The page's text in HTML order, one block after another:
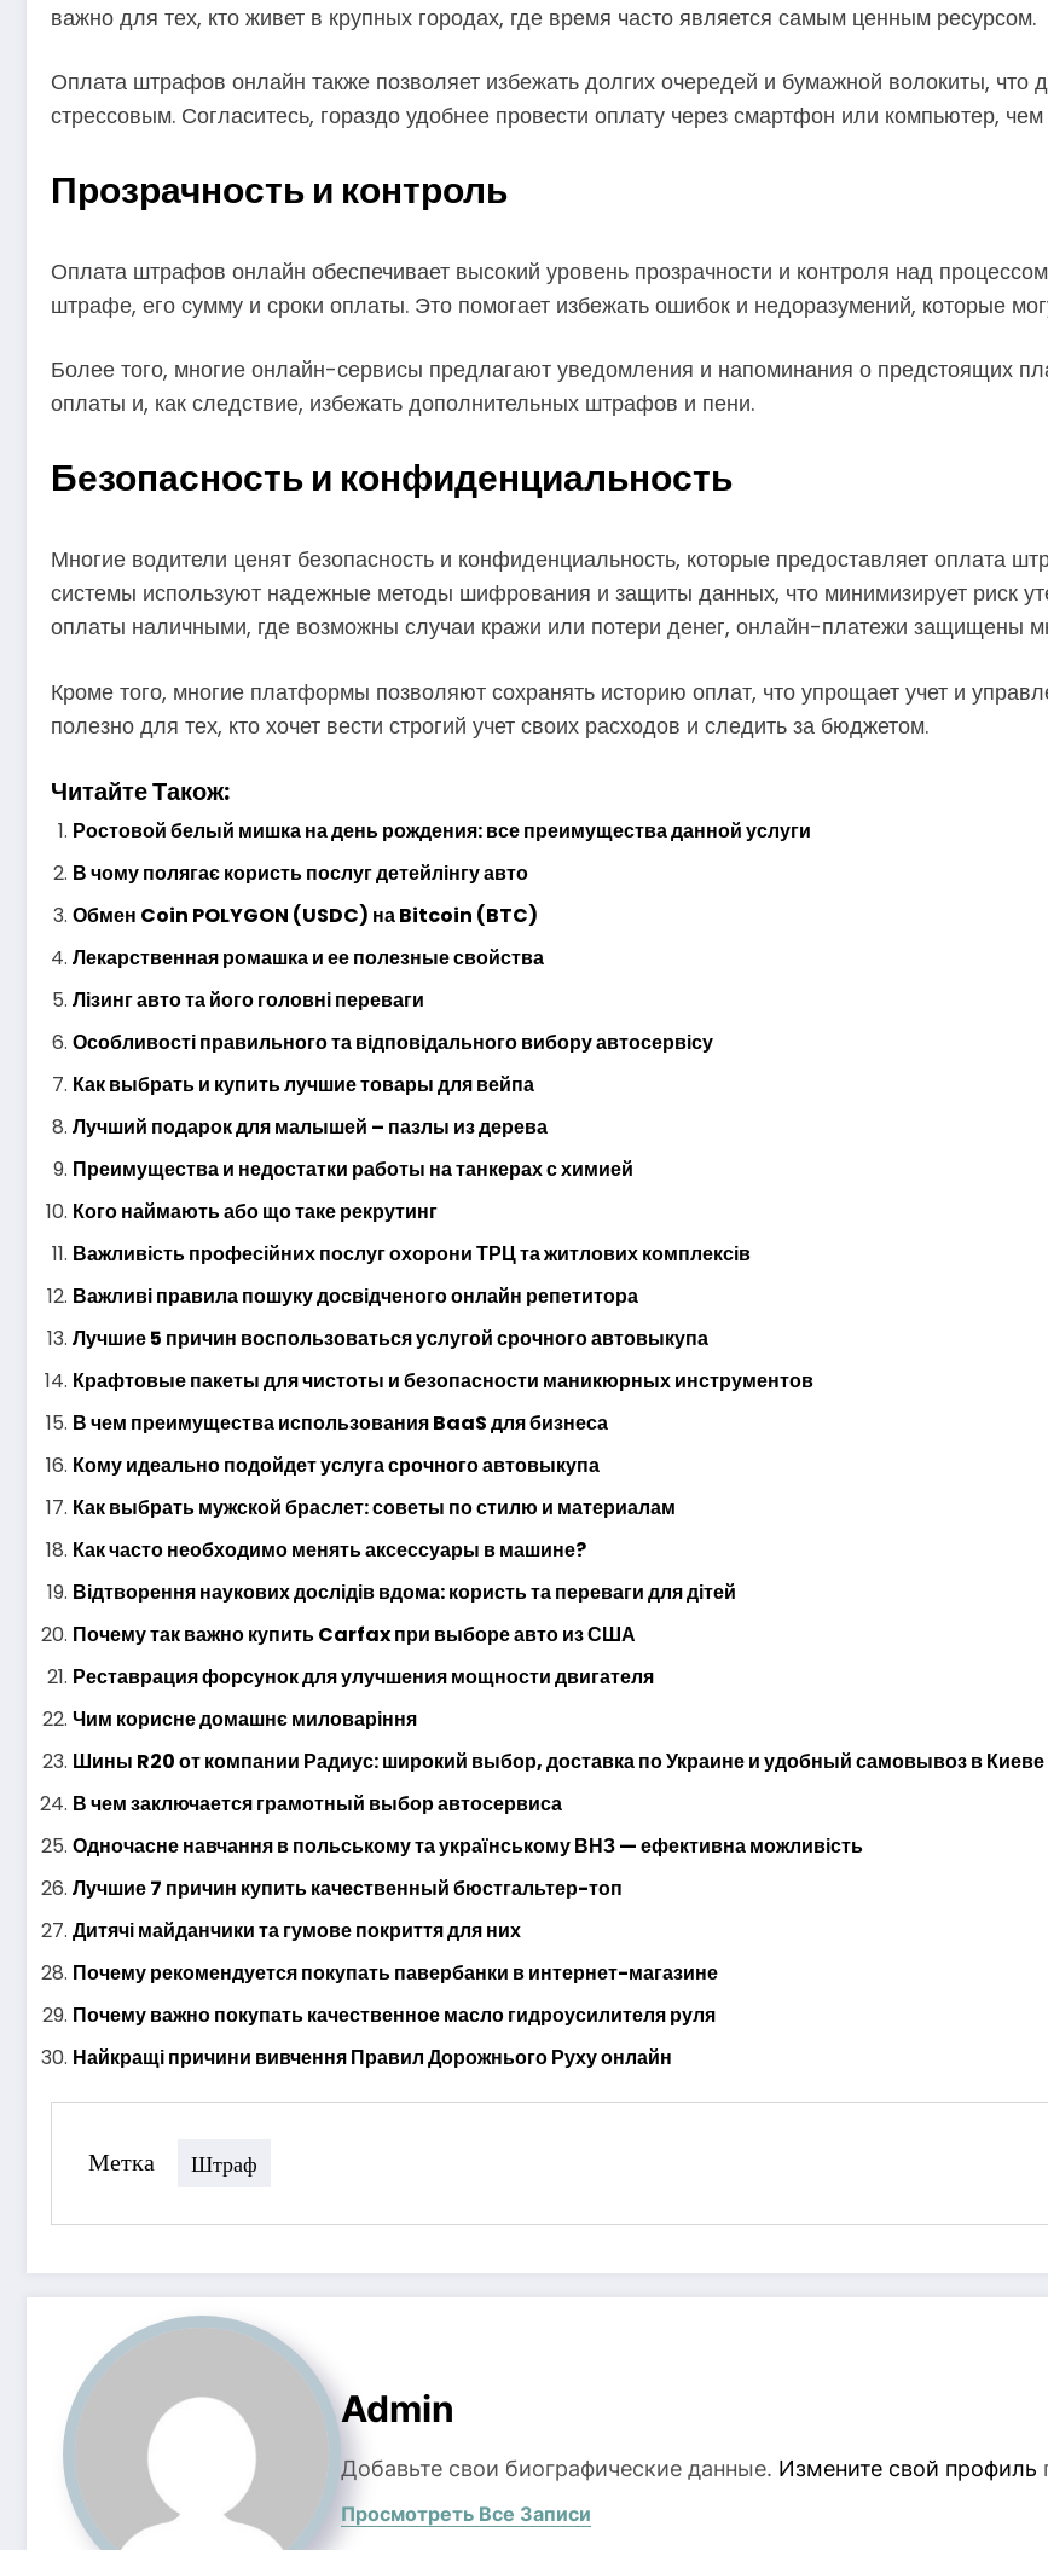
важно для тех, кто живет в крупных городах, где время часто является самым ценным ресурсом.
Оплата штрафов онлайн также позволяет избежать долгих очередей и бумажной волокиты, что
стрессовым. Согласитесь, гораздо удобнее провести оплату через смартфон или компьютер, чем
Прозрачность и контроль
Оплата штрафов онлайн обеспечивает высокий уровень прозрачности и контроля над
штрафе, его сумму и сроки оплаты. Это помогает избежать ошибок и недоразумений, которые
Более того, многие онлайн-сервисы предлагают уведомления и напоминания о предстоящих
оплаты и, как следствие, избежать дополнительных штрафов и пени.
Безопасность и конфиденциальность
Многие водители ценят безопасность и конфиденциальность, которые предоставляет
системы используют надежные методы шифрования и защиты данных, что минимизирует риск
оплаты наличными, где возможны случаи кражи или потери денег, онлайн-платежи защищены
Кроме того, многие платформы позволяют сохранять историю оплат, что упрощает учет и
полезно для тех, кто хочет вести строгий учет своих расходов и следить за бюджетом.
Читайте Також:
Ростовой белый мишка на день рождения: все преимущества данной услуги
В чому полягає користь послуг детейлінгу авто
Обмен Coin POLYGON (USDC) на Bitcoin (BTC)
Лекарственная ромашка и ее полезные свойства
Лізинг авто та його головні переваги
Особливості правильного та відповідального вибору автосервісу
Как выбрать и купить лучшие товары для вейпа
Лучший подарок для малышей – пазлы из дерева
Преимущества и недостатки работы на танкерах с химией
Кого наймають або що таке рекрутинг
Важливість професійних послуг охорони ТРЦ та житлових комплексів
Важливі правила пошуку досвідченого онлайн репетитора
Лучшие 5 причин воспользоваться услугой срочного автовыкупа
Крафтовые пакеты для чистоты и безопасности маникюрных инструментов
В чем преимущества использования BaaS для бизнеса
Кому идеально подойдет услуга срочного автовыкупа
Как выбрать мужской браслет: советы по стилю и материалам
Как часто необходимо менять аксессуары в машине?
Відтворення наукових дослідів вдома: користь та переваги для дітей
Почему так важно купить Carfax при выборе авто из США
Реставрация форсунок для улучшения мощности двигателя
Чим корисне домашнє миловаріння
Шины R20 от компании Радиус: широкий выбор, доставка по Украине и удобный самовывоз в Киеве
В чем заключается грамотный выбор автосервиса
Одночасне навчання в польському та українському ВНЗ — ефективна можливість
Лучшие 7 причин купить качественный бюстгальтер-топ
Дитячі майданчики та гумове покриття для них
Почему рекомендуется покупать павербанки в интернет-магазине
Почему важно покупать качественное масло гидроусилителя руля
Найкращі причини вивчення Правил Дорожнього Руху онлайн
Метка Штраф
Admin
Добавьте свои биографические данные. Измените свой профиль
Просмотреть Все Записи